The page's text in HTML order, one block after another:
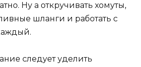
Ну а откручивать хомуты,
шланги и работать с
следует уделить